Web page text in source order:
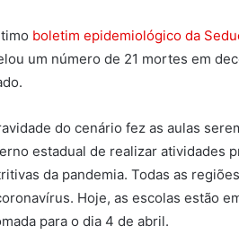
boletim epidemiológico da
um número de 21 mortes em
do cenário fez as aulas
estadual de realizar atividades
da pandemia. Todas as
Hoje, as escolas estão
para o dia 4 de abril.